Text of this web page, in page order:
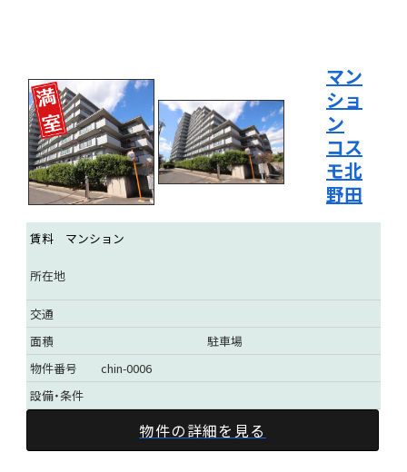
マン
ショ
ン
コス
モ北
野田
賃料 マンション
所在地
交通
面積
駐車場
物件番号
chin-0006
設備・条件
物件の詳細を見る